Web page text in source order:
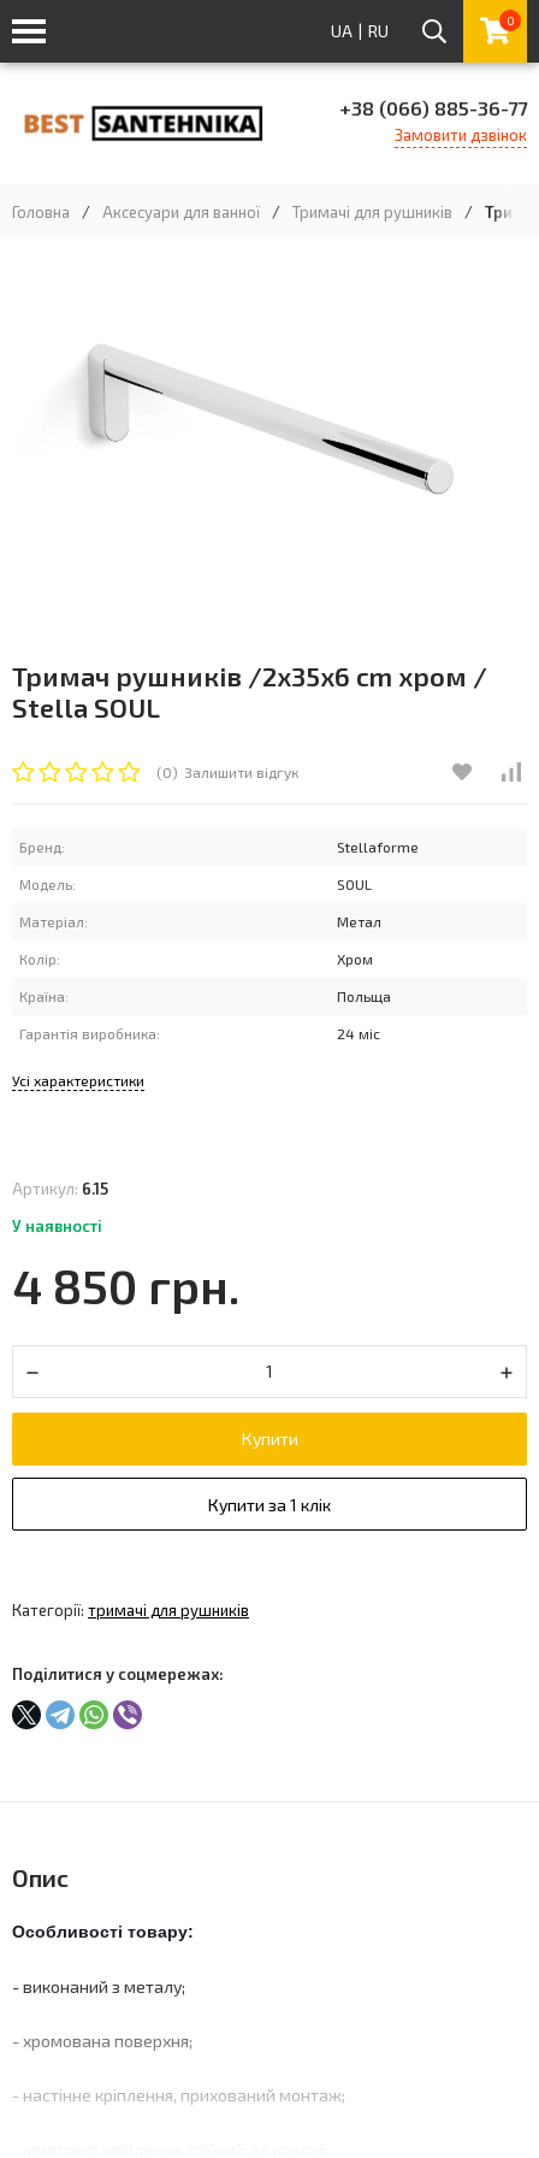
UA | RU 0
+38 (066) 885-36-77
Замовити дзвінок
Головна / Аксесуари для ванної / Тримачі для рушників /
Тримач рушників /2x35x6 cm хром /
Stella SOUL
(0) Залишити відгук
Бренд: Stellaforme
Модель: SOUL
Матеріал: Метал
Колір: Хром
Країна: Польща
Гарантія виробника: 24 міс
Усі характеристики
Артикул: 6.15
У наявності
4 850 грн.
Купити
Купити за 1 клік
Категорії: тримачі для рушників
Поділитися у соцмережах:
Опис
Особливості товару:
- виконаний з металу;
- хромована поверхня;
- настінне кріплення, прихований монтаж;